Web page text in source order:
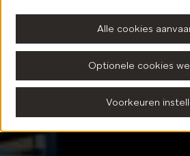
Alle cookies
Optionele cookies
Voorkeuren